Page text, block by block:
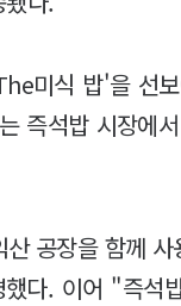
미식 밥'을 선
즉석밥 시장에
공장을 함께
다. 이어 "즉석